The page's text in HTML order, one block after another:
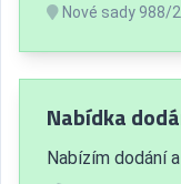
Nové sady 988/
Nabídka
Nabízím dodání